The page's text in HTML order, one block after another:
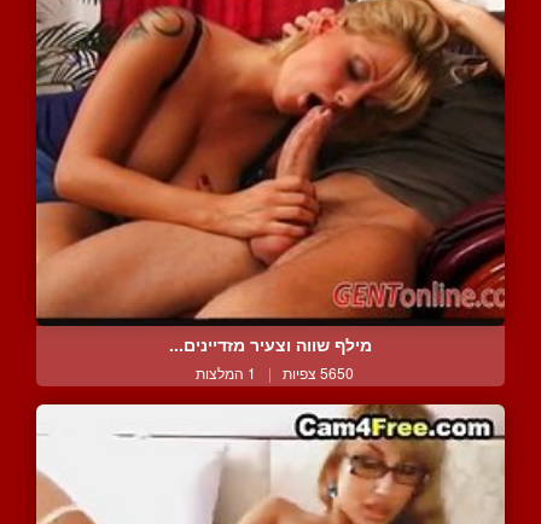
מילף שווה וצעיר מזדיינים...
5650 צפיות | 1 המלצות